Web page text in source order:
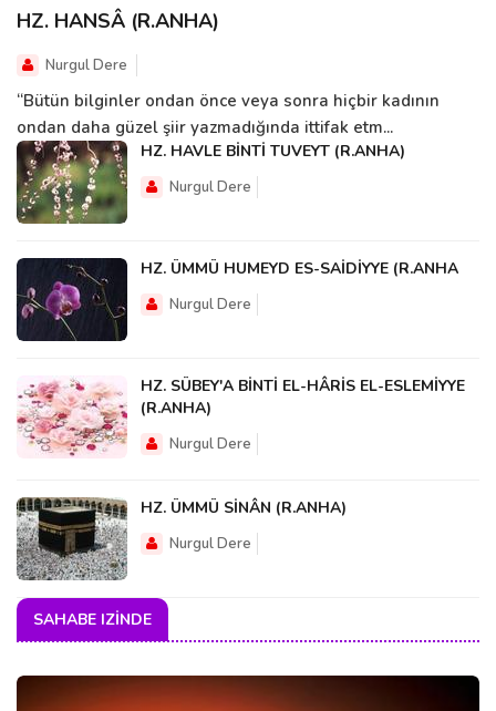
HZ. HANSÂ (R.ANHA)
Nurgul Dere
“Bütün bilginler ondan önce veya sonra hiçbir kadının
ondan daha güzel şiir yazmadığında ittifak etm...
HZ. HAVLE BİNTİ TUVEYT (R.ANHA)
Nurgul Dere
HZ. ÜMMÜ HUMEYD ES-SAİDİYYE (R.ANHA
Nurgul Dere
HZ. SÜBEY'A BİNTİ EL-HÂRİS EL-ESLEMİYYE
(R.ANHA)
Nurgul Dere
HZ. ÜMMÜ SİNÂN (R.ANHA)
Nurgul Dere
SAHABE IZINDE